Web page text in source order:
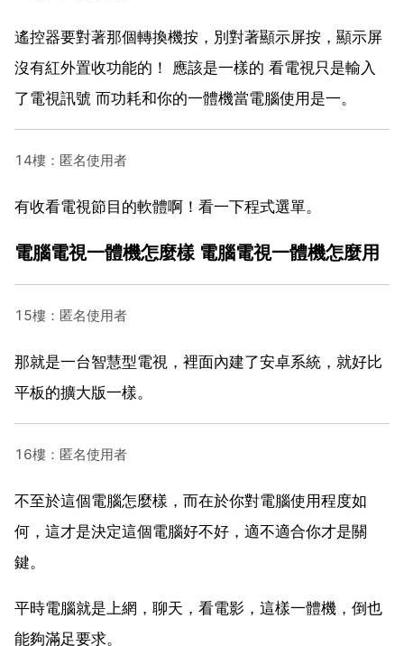
遙控器要對著那個轉換機按，別對著顯示屏按，顯示屏
沒有紅外置收功能的！ 應該是一樣的 看電視只是輸入
了電視訊號 而功耗和你的一體機當電腦使用是一。
14樓：匿名使用者
有收看電視節目的軟體啊！看一下程式選單。
電腦電視一體機怎麼樣 電腦電視一體機怎麼用
15樓：匿名使用者
那就是一台智慧型電視，裡面內建了安卓系統，就好比
平板的擴大版一樣。
16樓：匿名使用者
不至於這個電腦怎麼樣，而在於你對電腦使用程度如
何，這才是決定這個電腦好不好，適不適合你才是關
鍵。
平時電腦就是上網，聊天，看電影，這樣一體機，倒也
能夠滿足要求。